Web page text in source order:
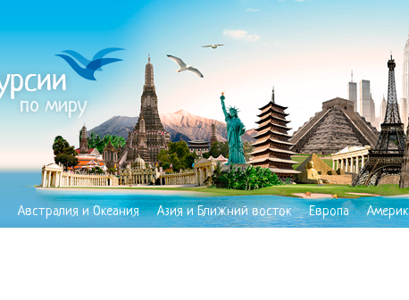
Австралия и Океания Азия и Ближний восток Европа